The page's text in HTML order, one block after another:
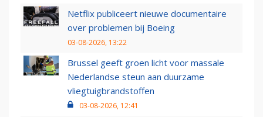
Netflix publiceert nieuwe documentaire
over problemen bij Boeing
03-08-2026, 13:22
Brussel geeft groen licht voor massale
Nederlandse steun aan duurzame
vliegtuigbrandstoffen
03-08-2026, 12:41